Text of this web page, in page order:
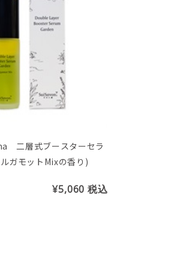
二層式ブースターセラ
ガモットMixの香り)
¥5,060税込